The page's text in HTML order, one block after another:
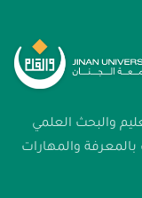
والبحث العلمي
والمهارات